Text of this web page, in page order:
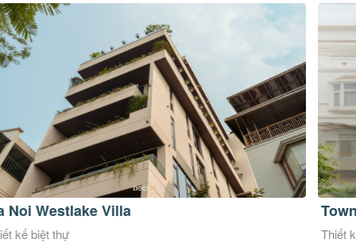
Townhouse Phú Mỹ Hưng
Thiết kế biệt thự